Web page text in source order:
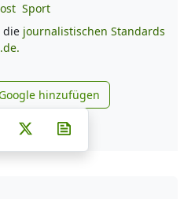
Sport
die journalistischen Standards
news.de zu Google
hinzufügen
auf Facebook
Teilen auf Whatsapp
Teilen auf Telegram
Pinterest
E-Mail teilen
Post auf X